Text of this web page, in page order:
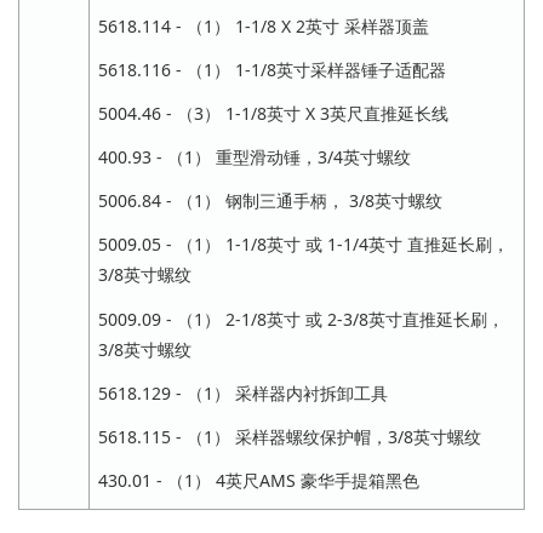
5618.114 - （1） 1-1/8 X 2英寸 采样器顶盖
5618.116 - （1） 1-1/8英寸采样器锤子适配器
5004.46 - （3） 1-1/8英寸 X 3英尺直推延长线
400.93 - （1） 重型滑动锤，3/4英寸螺纹
5006.84 - （1） 钢制三通手柄， 3/8英寸螺纹
5009.05 - （1） 1-1/8英寸 或 1-1/4英寸 直推延长刷，
3/8英寸螺纹
5009.09 - （1） 2-1/8英寸 或 2-3/8英寸直推延长刷，
3/8英寸螺纹
5618.129 - （1） 采样器内衬拆卸工具
5618.115 - （1） 采样器螺纹保护帽，3/8英寸螺纹
430.01 - （1） 4英尺AMS 豪华手提箱黑色